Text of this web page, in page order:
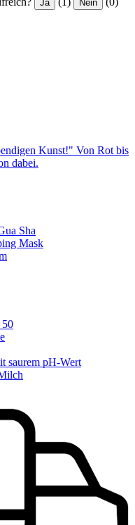
Ja Nein
Kunst!" Von Rot bis
dabei.
Sha
Mask
50
saurem pH-Wert